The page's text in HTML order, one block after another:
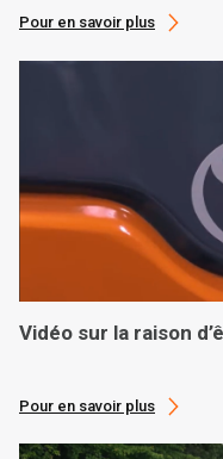
Pour en savoir plus
Vidéo sur la raison
Pour en savoir plus